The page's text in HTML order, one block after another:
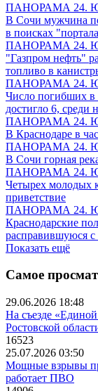
ПАНОРАМА 24.
В Сочи мужчина
в поисках
ПАНОРАМА 24.
"Газпром нефть"
топливо в
ПАНОРАМА 24.
Число погибших
достигло 6, среди
ПАНОРАМА 24.
В Краснодаре в
ПАНОРАМА 24.
В Сочи горная
ПАНОРАМА 24.
Четырех молодых
приветствие
ПАНОРАМА 24.
Краснодарские
расправившуюся с
Показать ещё
Самое
29.06.2026 18:48
На съезде
Ростовской
16523
25.07.2026 03:50
Мощные взрывы
работает ПВО